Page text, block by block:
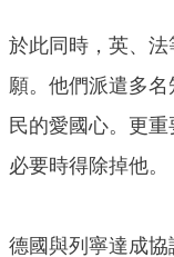
於此同時，英、
願。他們派遣多
民的愛國心。更
必要時得除掉他。
德國與列寧達成